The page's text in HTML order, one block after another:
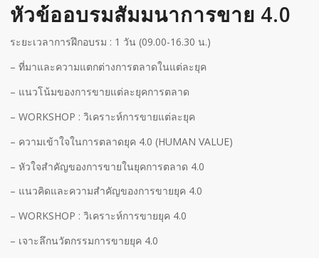
หัวข้ออบรมสัมมนาการขาย 4.0
ระยะเวลาการฝึกอบรม : 1 วัน (09.00-16.30 น.)
– ที่มาและความแตกต่างการตลาดในแต่ละยุค
– แนวโน้มของการขายแต่ละยุคการตลาด
– WORKSHOP : วิเคราะห์การขายแต่ละยุค
– ความเข้าใจในการตลาดยุค 4.0 (HUMAN VALUE)
– หัวใจสำคัญของการขายในยุคการตลาด 4.0
– แนวคิดและความสำคัญของการขายยุค 4.0
– WORKSHOP : วิเคราะห์การขายยุค 4.0
– เจาะลึกนวัตกรรมการขายยุค 4.0